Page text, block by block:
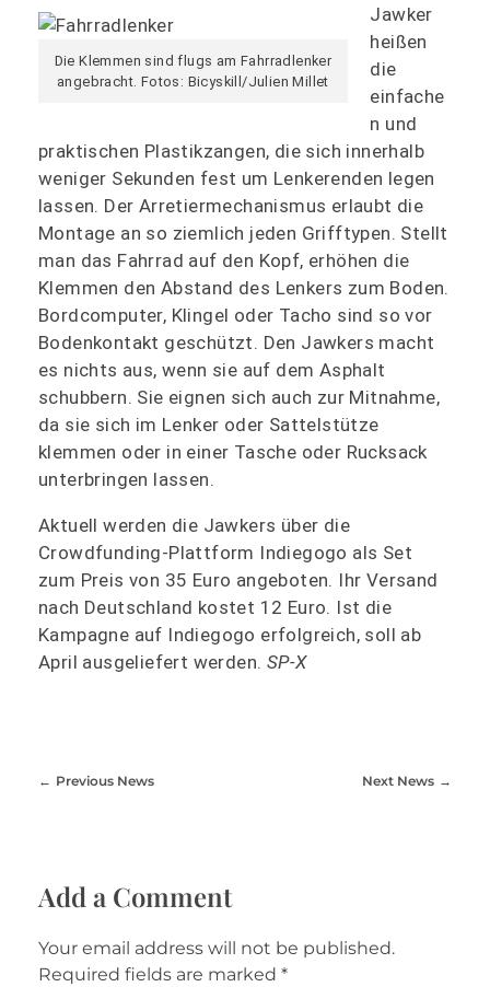
Die Klemmen sind flugs am Fahrradlenker
angebracht. Fotos: Bicyskill/Julien Millet
Jawker
heißen
die
einfache
n und
praktischen Plastikzangen, die sich innerhalb
weniger Sekunden fest um Lenkerenden legen
lassen. Der Arretiermechanismus erlaubt die
Montage an so ziemlich jeden Grifftypen. Stellt
man das Fahrrad auf den Kopf, erhöhen die
Klemmen den Abstand des Lenkers zum Boden.
Bordcomputer, Klingel oder Tacho sind so vor
Bodenkontakt geschützt. Den Jawkers macht
es nichts aus, wenn sie auf dem Asphalt
schubbern. Sie eignen sich auch zur Mitnahme,
da sie sich im Lenker oder Sattelstütze
klemmen oder in einer Tasche oder Rucksack
unterbringen lassen.
Aktuell werden die Jawkers über die
Crowdfunding-Plattform Indiegogo als Set
zum Preis von 35 Euro angeboten. Ihr Versand
nach Deutschland kostet 12 Euro. Ist die
Kampagne auf Indiegogo erfolgreich, soll ab
April ausgeliefert werden. SP-X
Previous News Next News
Add a Comment
Your email address will not be published.
Required fields are marked *